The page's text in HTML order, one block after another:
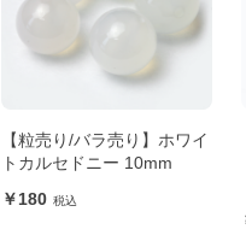
【粒売り/バラ売り】ホワイ
トカルセドニー 10mm
180